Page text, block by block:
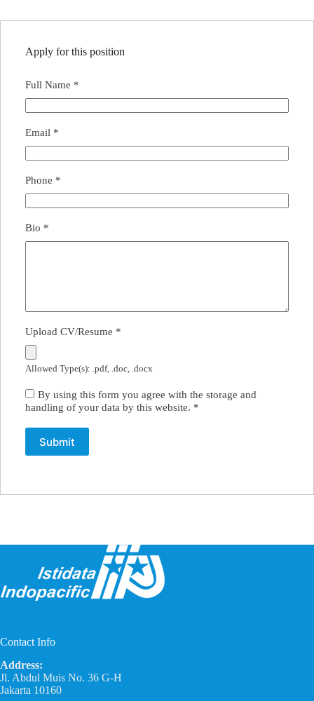
Apply for this position
Full Name *
Email *
Phone *
Bio *
Upload CV/Resume *
Allowed Type(s): .pdf, .doc, .docx
By using this form you agree with the storage and
handling of your data by this website. *
Contact Info
Address:
Jl. Abdul Muis No. 36 G-H
Jakarta 10160